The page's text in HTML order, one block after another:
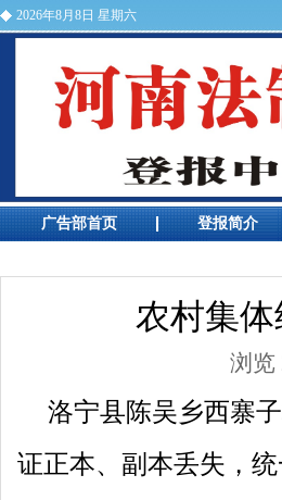
2026年8月8日 星期六
河南法制报电话
广告部首页 登报简介
农村集
浏览
洛宁县陈吴乡西寨
证正本、副本丢失，统